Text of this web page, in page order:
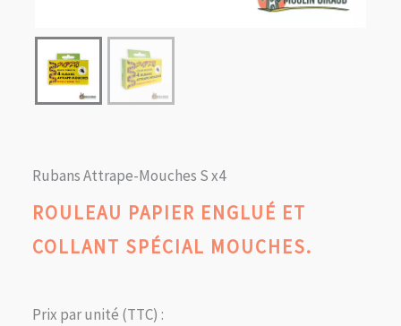
Rubans Attrape-Mouches S x4
ROULEAU PAPIER ENGLUÉ ET
COLLANT SPÉCIAL MOUCHES.
Prix par unité (TTC) :